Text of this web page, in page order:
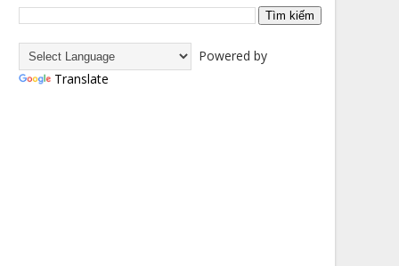
Powered by
Translate